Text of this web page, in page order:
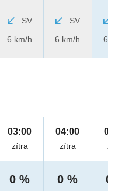
SV
6 km/h
SV
6 km/h
6 km/h
03:00
zítra
0 %
04:00
zítra
0 %
05:00
zítra
0 %